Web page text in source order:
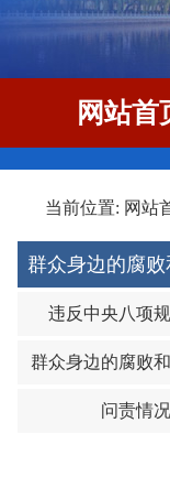
网站首
当前位置: 网站
群众身边的腐败
题
违反中央八项
群众身边的腐败
问责情况